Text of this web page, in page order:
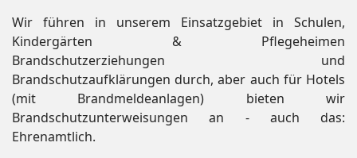
Wir führen in unserem Einsatzgebiet in Schulen,
Kindergärten & Pflegeheimen
Brandschutzerziehungen und
Brandschutzaufklärungen durch, aber auch für Hotels
(mit Brandmeldeanlagen) bieten wir
Brandschutzunterweisungen an - auch das:
Ehrenamtlich.